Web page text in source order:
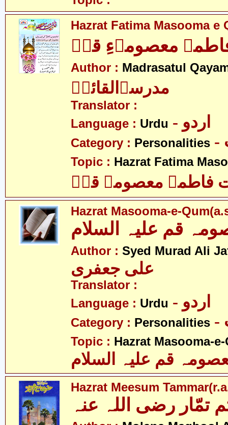
Hazrat Fatima Masooma e
معصومہءِ قمؑ
Author : Madrasatul
مدرسۃالقائمؑ
Translator :
Language : Urdu - اردو
Category : Personalities
Topic : Hazrat Fatima
فاطمہ معصومہ قمؑ
Hazrat Masooma-e-
قم علیہ السلام
Author : Syed Murad Ali
علی جعفری
Translator :
Language : Urdu - اردو
Category : Personalities
Topic : Hazrat Masooma-
قم علیہ السلام
Hazrat Meesum
تمّار رضی اللہ عنہ